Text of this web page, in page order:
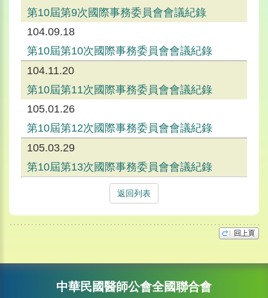
第10屆第9次國際事務委員會會議紀錄
104.09.18
第10屆第10次國際事務委員會會議紀錄
104.11.20
第10屆第11次國際事務委員會會議紀錄
105.01.26
第10屆第12次國際事務委員會會議紀錄
105.03.29
第10屆第13次國際事務委員會會議紀錄
返回列表
中華民國醫師公會全國聯合會